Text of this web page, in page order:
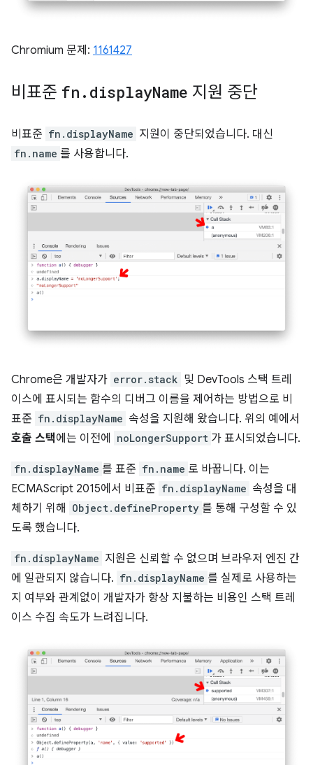
Chromium 문제: 1161427
비표준 fn . displayName 지원 중단
비표준 fn.displayName 지원이 중단되었습니다. 대신
fn.name 를 사용합니다.
Chrome은 개발자가 error.stack 및 DevTools 스택 트레
이스에 표시되는 함수의 디버그 이름을 제어하는 방법으로 비
표준 fn.displayName 속성을 지원해 왔습니다. 위의 예에서
호출 스택에는 이전에 noLongerSupport 가 표시되었습니다.
fn.displayName 를 표준 fn.name 로 바꿉니다. 이는
ECMAScript 2015에서 비표준 fn.displayName 속성을 대
체하기 위해
Object.defineProperty 를 통해 구성할 수 있
도록 했습니다.
fn.displayName 지원은 신뢰할 수 없으며 브라우저 엔진 간
에 일관되지 않습니다. fn.displayName 를 실제로 사용하는
지 여부와 관계없이 개발자가 항상 지불하는 비용인 스택 트레
이스 수집 속도가 느려집니다.